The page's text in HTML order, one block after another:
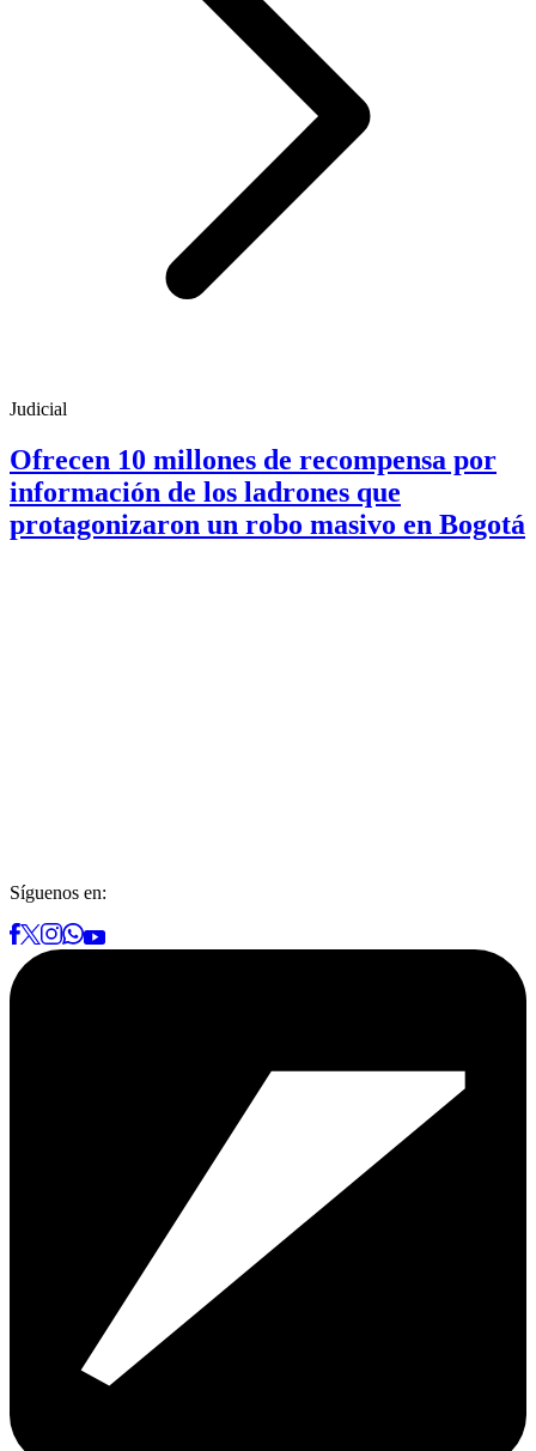
Judicial
Ofrecen 10 millones de recompensa por
información de los ladrones que
protagonizaron un robo masivo en Bogotá
Síguenos en: